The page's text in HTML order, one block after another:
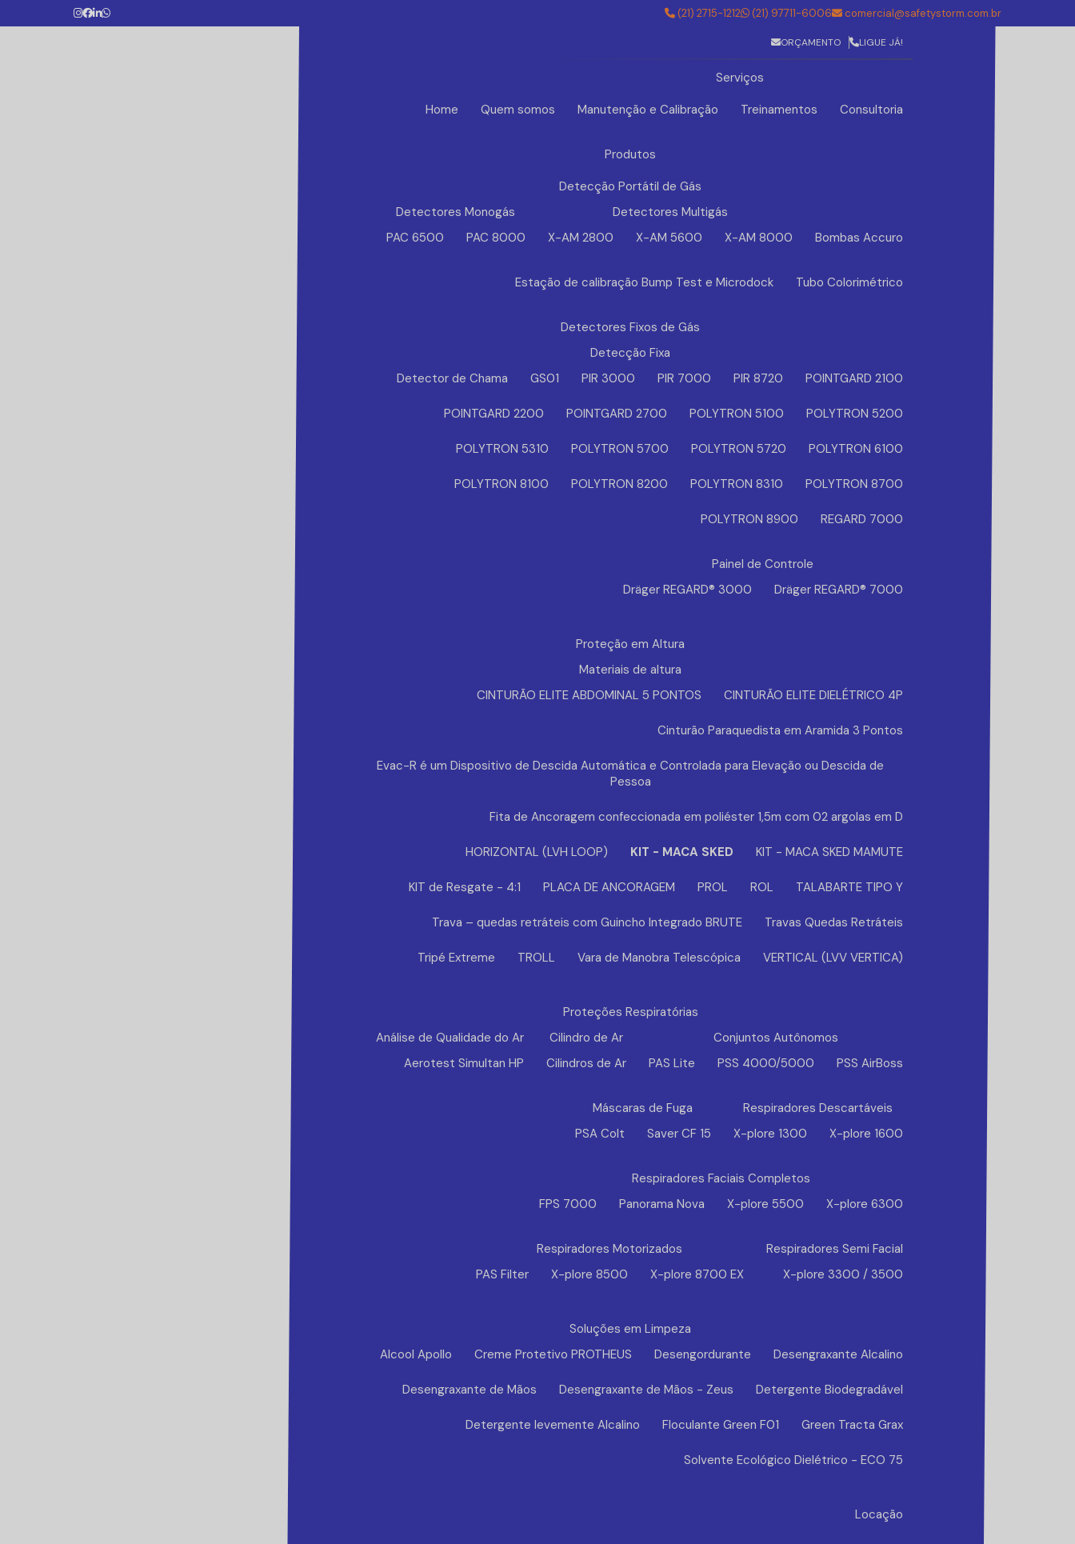
(21) 2715-1212 (21) 97711-6006 comercial@safetystorm.com.br
ORÇAMENTO LIGUE JÁ!
Home Quem somos
Serviços
Manutenção e Calibração
Treinamentos Consultoria
Produtos
Detecção Portátil de Gás
Detectores Monogás
PAC 6500
PAC 8000
Detectores Multigás
X-AM 2800
X-AM 5600 X-AM 8000 Bombas Accuro
Estação de calibração Bump Test e Microdock Tubo Colorimétrico
Detectores Fixos de Gás
Detecção Fixa
Detector de Chama
GS01 PIR 3000 PIR 7000 PIR 8720 POINTGARD 2100
POINTGARD 2200 POINTGARD 2700 POLYTRON 5100 POLYTRON 5200
POLYTRON 5310 POLYTRON 5700 POLYTRON 5720 POLYTRON 6100
POLYTRON 8100 POLYTRON 8200 POLYTRON 8310 POLYTRON 8700
POLYTRON 8900 REGARD 7000
Painel de Controle
Dräger REGARD® 3000
Dräger REGARD® 7000
Proteção em Altura
Materiais de altura
CINTURÃO ELITE ABDOMINAL 5 PONTOS
CINTURÃO ELITE DIELÉTRICO 4P
Cinturão Paraquedista em Aramida 3 Pontos
Evac-R é um Dispositivo de Descida Automática e Controlada para Elevação ou Descida de
Pessoa
Fita de Ancoragem confeccionada em poliéster 1,5m com 02 argolas em D
HORIZONTAL (LVH LOOP) KIT - MACA SKED KIT - MACA SKED MAMUTE
KIT de Resgate - 4:1 PLACA DE ANCORAGEM PROL ROL TALABARTE TIPO Y
Trava – quedas retráteis com Guincho Integrado BRUTE Travas Quedas Retráteis
Tripé Extreme TROLL Vara de Manobra Telescópica VERTICAL (LVV VERTICA)
Proteções Respiratórias
Análise de Qualidade do Ar
Aerotest Simultan HP
Cilindro de Ar
Cilindros de Ar
Conjuntos Autônomos
PAS Lite
PSS 4000/5000 PSS AirBoss
Máscaras de Fuga
PSA Colt
Saver CF 15
Respiradores Descartáveis
X-plore 1300
X-plore 1600
Respiradores Faciais Completos
FPS 7000
Panorama Nova X-plore 5500 X-plore 6300
Respiradores Motorizados
PAS Filter
X-plore 8500 X-plore 8700 EX
Respiradores Semi Facial
X-plore 3300 / 3500
Soluções em Limpeza
Alcool Apollo
Creme Protetivo PROTHEUS Desengordurante Desengraxante Alcalino
Desengraxante de Mãos Desengraxante de Mãos - Zeus Detergente Biodegradável
Detergente levemente Alcalino Floculante Green F01 Green Tracta Grax
Solvente Ecológico Dielétrico - ECO 75
Locação